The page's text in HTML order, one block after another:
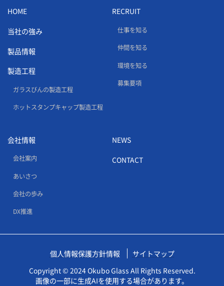
HOME
当社の強み
製品情報
製造工程
ガラスびんの製造工程
ホットスタンプキャップ製造工程
RECRUIT
仕事を知る
仲間を知る
環境を知る
募集要項
会社情報
会社案内
あいさつ
会社の歩み
DX推進
NEWS
CONTACT
個人情報保護方針情報
サイトマップ
Copyright © 2024 Okubo Glass All Rights Reserved.
画像の一部に生成AIを使用する場合があります。